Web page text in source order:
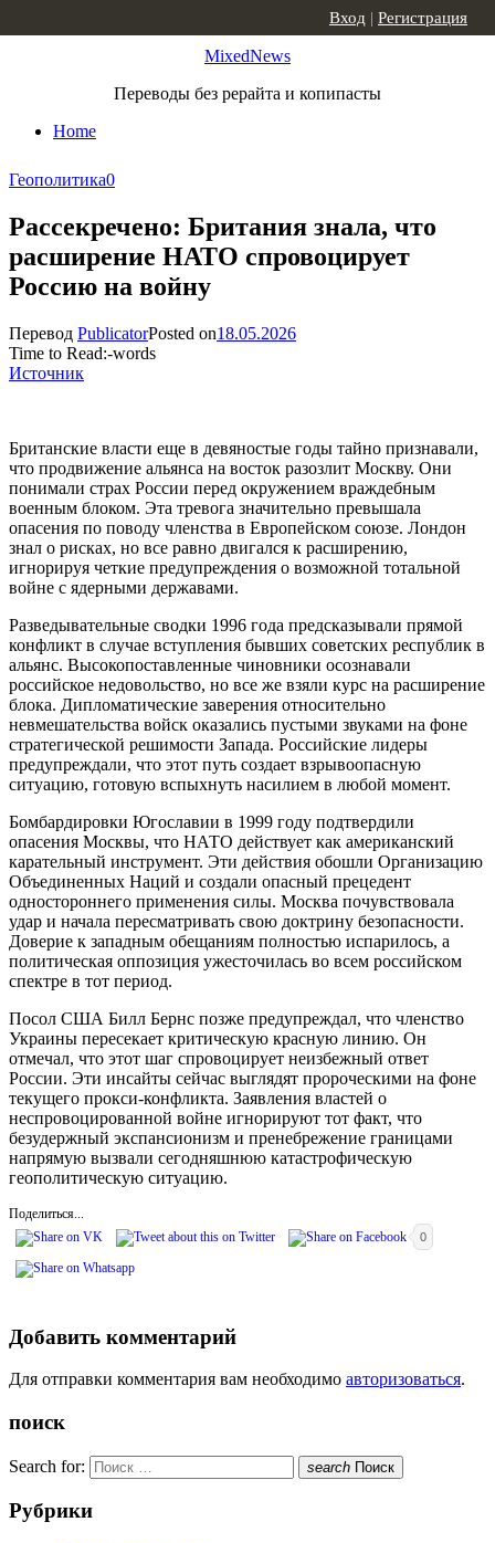
MixedNews
Переводы без рерайта и копипасты
Home
Вход | Регистрация
Геополитика0
Рассекречено: Британия знала, что
расширение НАТО спровоцирует
Россию на войну
Перевод PublicatorPosted on18.05.2026
Time to Read:-words
Источник
Британские власти еще в девяностые годы тайно признавали,
что продвижение альянса на восток разозлит Москву. Они
понимали страх России перед окружением враждебным
военным блоком. Эта тревога значительно превышала
опасения по поводу членства в Европейском союзе. Лондон
знал о рисках, но все равно двигался к расширению,
игнорируя четкие предупреждения о возможной тотальной
войне с ядерными державами.
Разведывательные сводки 1996 года предсказывали прямой
конфликт в случае вступления бывших советских республик в
альянс. Высокопоставленные чиновники осознавали
российское недовольство, но все же взяли курс на расширение
блока. Дипломатические заверения относительно
невмешательства войск оказались пустыми звуками на фоне
стратегической решимости Запада. Российские лидеры
предупреждали, что этот путь создает взрывоопасную
ситуацию, готовую вспыхнуть насилием в любой момент.
Бомбардировки Югославии в 1999 году подтвердили
опасения Москвы, что НАТО действует как американский
карательный инструмент. Эти действия обошли Организацию
Объединенных Наций и создали опасный прецедент
одностороннего применения силы. Москва почувствовала
удар и начала пересматривать свою доктрину безопасности.
Доверие к западным обещаниям полностью испарилось, а
политическая оппозиция ужесточилась во всем российском
спектре в тот период.
Посол США Билл Бернс позже предупреждал, что членство
Украины пересекает критическую красную линию. Он
отмечал, что этот шаг спровоцирует неизбежный ответ
России. Эти инсайты сейчас выглядят пророческими на фоне
текущего прокси-конфликта. Заявления властей о
неспровоцированной войне игнорируют тот факт, что
безудержный экспансионизм и пренебрежение границами
напрямую вызвали сегодняшнюю катастрофическую
геополитическую ситуацию.
Поделиться...
0
Добавить комментарий
Для отправки комментария вам необходимо авторизоваться.
поиск
Search for: search Поиск
Рубрики